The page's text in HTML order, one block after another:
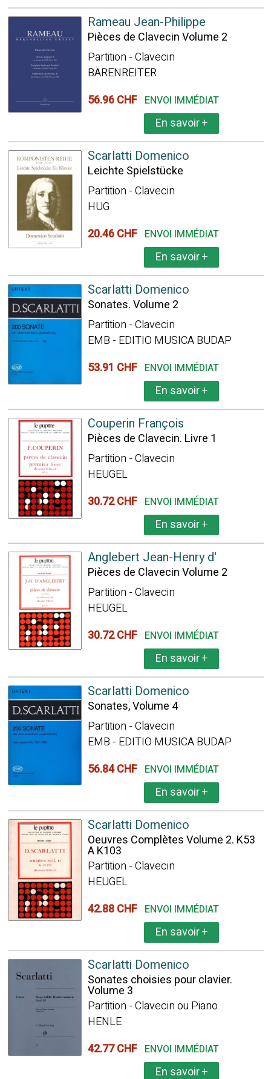
Rameau Jean-Philippe
Pièces de Clavecin Volume 2
Partition - Clavecin
BÄRENREITER
56.96 CHF ENVOI IMMÉDIAT
En savoir+
Scarlatti Domenico
Leichte Spielstücke
Partition - Clavecin
HUG
20.46 CHF ENVOI IMMÉDIAT
En savoir+
Scarlatti Domenico
Sonates. Volume 2
Partition - Clavecin
EMB - EDITIO MUSICA BUDAP
53.91 CHF ENVOI IMMÉDIAT
En savoir+
Couperin François
Pièces de Clavecin. Livre 1
Partition - Clavecin
HEUGEL
30.72 CHF ENVOI IMMÉDIAT
En savoir+
Anglebert Jean-Henry d'
Pièces de Clavecin Volume 2
Partition - Clavecin
HEUGEL
30.72 CHF ENVOI IMMÉDIAT
En savoir+
Scarlatti Domenico
Sonates, Volume 4
Partition - Clavecin
EMB - EDITIO MUSICA BUDAP
56.84 CHF ENVOI IMMÉDIAT
En savoir+
Scarlatti Domenico
Oeuvres Complètes Volume 2. K53
A K103
Partition - Clavecin
HEUGEL
42.88 CHF ENVOI IMMÉDIAT
En savoir+
Scarlatti Domenico
Sonates choisies pour clavier.
Volume 3
Partition - Clavecin ou Piano
HENLE
42.77 CHF ENVOI IMMÉDIAT
En savoir+